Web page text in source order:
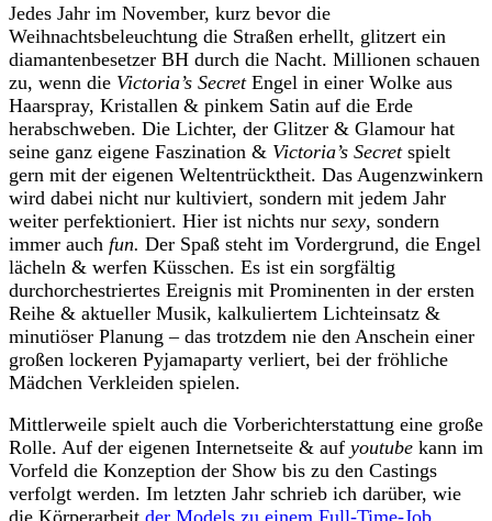
Jedes Jahr im November, kurz bevor die
Weihnachtsbeleuchtung die Straßen erhellt, glitzert ein
diamantenbesetzer BH durch die Nacht. Millionen schauen
zu, wenn die Victoria’s SecretEngel in einer Wolke aus
Haarspray, Kristallen & pinkem Satin auf die Erde
herabschweben. Die Lichter, der Glitzer & Glamour hat
seine ganz eigene Faszination & Victoria’s Secretspielt
gern mit der eigenen Weltentrücktheit. Das Augenzwinkern
wird dabei nicht nur kultiviert, sondern mit jedem Jahr
weiter perfektioniert. Hier ist nichts nur sexy, sondern
immer auch fun. Der Spaß steht im Vordergrund, die Engel
lächeln & werfen Küsschen. Es ist ein sorgfältig
durchorchestriertes Ereignis mit Prominenten in der ersten
Reihe & aktueller Musik, kalkuliertem Lichteinsatz &
minutiöser Planung – das trotzdem nie den Anschein einer
großen lockeren Pyjamaparty verliert, bei der fröhliche
Mädchen Verkleiden spielen.
Mittlerweile spielt auch die Vorberichterstattung eine große
Rolle. Auf der eigenen Internetseite & auf youtube kann im
Vorfeld die Konzeption der Show bis zu den Castings
verfolgt werden. Im letzten Jahr schrieb ich darüber, wie